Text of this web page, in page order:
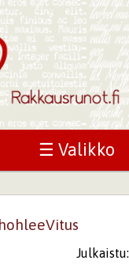
☰ Valikko
Julkaistu: